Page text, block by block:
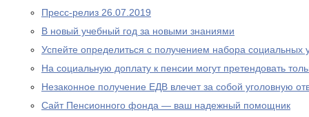
Пресс-релиз 26.07.2019
В новый учебный год за новыми знаниями
Успейте определиться с получением набора социальных
На социальную доплату к пенсии могут претендовать
Незаконное получение ЕДВ влечет за собой уголовную
Сайт Пенсионного фонда — ваш надежный помощник